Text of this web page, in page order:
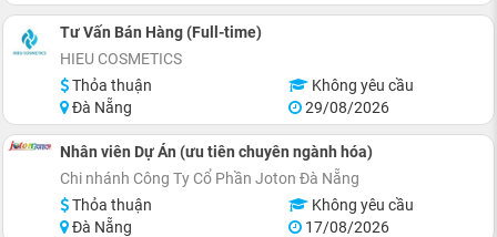
Tư Vấn Bán Hàng (Full-time)
HIEU COSMETICS
Thỏa thuận
Không yêu cầu
Đà Nẵng
29/08/2026
Nhân viên Dự Án (ưu tiên chuyên ngành hóa)
Chi nhánh Công Ty Cổ Phần Joton Đà Nẵng
Thỏa thuận
Không yêu cầu
Đà Nẵng
17/08/2026